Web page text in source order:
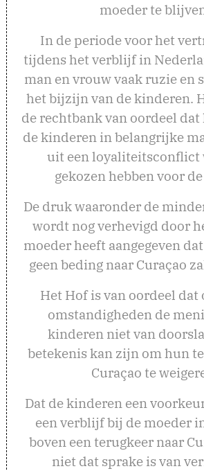
moeder te
In de periode voor het
tijdens het verblijf in
man en vrouw vaak ruzie en
het bijzijn van de kinderen.
de rechtbank van oordeel dat
de kinderen in belangrijke
uit een loyaliteitsconflict
gekozen hebben voor
De druk waaronder de
wordt nog verhevigd door
moeder heeft aangegeven
geen beding naar Curaçao
Het Hof is van oordeel dat
omstandigheden de
kinderen niet van
betekenis kan zijn om hun
Curaçao te
Dat de kinderen een
een verblijf bij de moeder
boven een terugkeer naar
niet dat sprake is van